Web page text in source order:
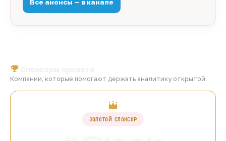
Все анонсы — в канале
Компании, которые помогают держать аналитику открытой
ЗОЛОТОЙ СПОНСОР